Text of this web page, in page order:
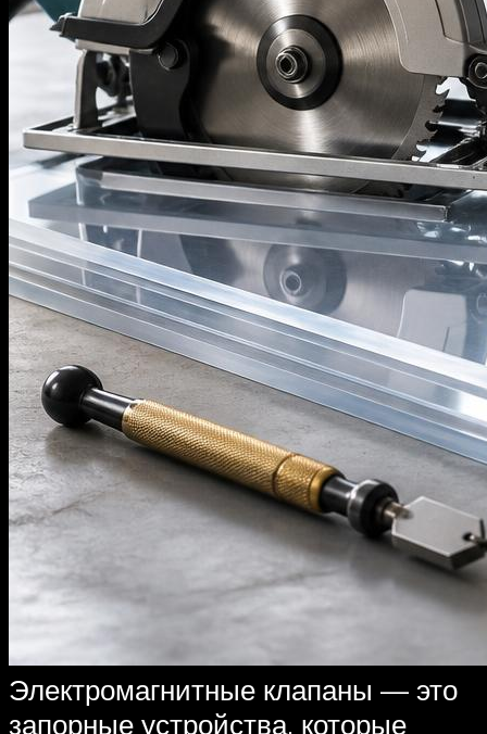
Электромагнитные клапаны — это
запорные устройства, которые